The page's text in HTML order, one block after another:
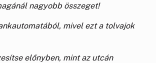
nagyobb összeget!
mivel ezt a tolvajok
előnyben, mint az utcán